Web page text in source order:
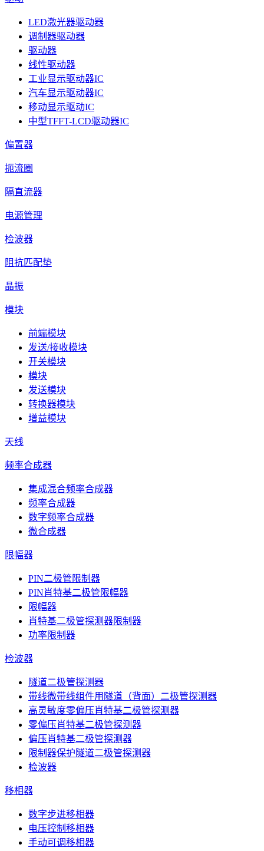
LED激光器驱动器
调制器驱动器
驱动器
线性驱动器
工业显示驱动器IC
汽车显示驱动器IC
移动显示驱动IC
中型TFFT-LCD驱动器IC
偏置器
扼流圈
隔直流器
电源管理
检波器
阻抗匹配垫
晶振
模块
前端模块
发送/接收模块
开关模块
模块
发送模块
转换器模块
增益模块
天线
频率合成器
集成混合频率合成器
频率合成器
数字频率合成器
微合成器
限幅器
PIN二极管限制器
PIN肖特基二极管限幅器
限幅器
肖特基二极管探测器限制器
功率限制器
检波器
隧道二极管探测器
带线微带线组件用隧道（背面）二极管探测器
高灵敏度零偏压肖特基二极管探测器
零偏压肖特基二极管探测器
偏压肖特基二极管探测器
限制器保护隧道二极管探测器
检波器
移相器
数字步进移相器
电压控制移相器
手动可调移相器